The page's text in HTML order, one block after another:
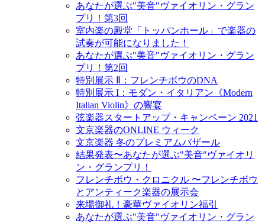
あなたが選ぶ"美音"ヴァイオリン・グラン
プリ！第3回
室内楽の殿堂「トッパンホール」で楽器の
試奏が可能になりました！
あなたが選ぶ"美音"ヴァイオリン・グラン
プリ！第2回
特別展示 Ⅱ：フレンチボウのDNA
特別展示 I：モダン・イタリアン《Modern
Italian Violin》の響宴
弦楽器スタートアップ・キャンペーン 2021
文京楽器のONLINE ウィーク
文京楽器 冬のプレミアムバザール
結果発表〜あなたが選ぶ"美音"ヴァイオリ
ン・グランプリ！
フレンチボウ・クロニクル 〜フレンチボウ
とアンティーク楽器の展示会
来場御礼！豪華ヴァイオリン福引
あなたが選ぶ"美音"ヴァイオリン・グラン